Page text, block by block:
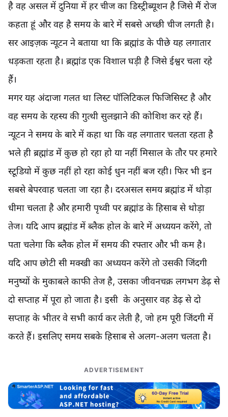
है वह असल में दुनिया में हर चीज का डिस्ट्रीब्यूशन है जिसे मैं रोज
कहता हूं और वह है समय के बारे में सबसे अच्छी चीज लगती है।
सर आइज़क न्यूटन ने बताया था कि ब्रह्मांड के पीछे यह लगातार
धड़कता रहता है। ब्रह्मांड एक विशाल घड़ी है जिसे ईश्वर चला रहे
हैं।
मगर यह अंदाजा गलत था लिस्ट पॉलिटिकल फिजिसिस्ट है और
वह समय के रहस्य की गुत्थी सुलझाने की कोशिश कर रहे हैं।
न्यूटन ने समय के बारे में कहा था कि वह लगातार चलता रहता है
भले ही ब्रह्मांड में कुछ हो रहा हो या नहीं मिसाल के तौर पर हमारे
स्टूडियो में कुछ नहीं हो रहा कोई धुन नहीं बज रही। फिर भी इन
सबसे बेपरवाह चलता जा रहा है। दरअसल समय ब्रह्मांड में थोड़ा
धीमा चलता है और हमारी पृथ्वी पर ब्रह्मांड के हिसाब से थोड़ा
तेज। यदि आप ब्रह्मांड में ब्लैक होल के बारे में अध्ययन करेंगे, तो
पता चलेगा कि ब्लैक होल में समय की रफ्तार और भी कम है।
यदि आप छोटी सी मक्खी का अध्ययन करेंगे तो उसकी जिंदगी
मनुष्यों के मुकाबले काफी तेज है, उसका जीवनचक्र लगभग डेढ़ से
दो सप्ताह में पूरा हो जाता है। इसी के अनुसार वह डेढ़ से दो
सप्ताह के भीतर वे सभी कार्य कर लेती है, जो हम पूरी जिंदगी में
करते हैं। इसलिए समय सबके हिसाब से अलग-अलग चलता है।
ADVERTISEMENT